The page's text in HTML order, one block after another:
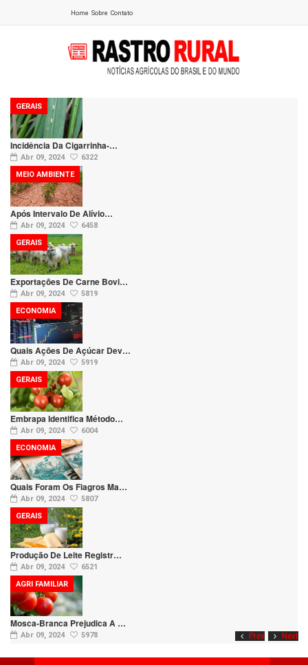
Home Sobre Contato
Prev Next
Incidência Da Cigarrinha-…
Abr 09, 2024 6322
GERAIS
Após Intervalo De Alívio…
Abr 09, 2024 6458
MEIO AMBIENTE
Exportações De Carne Bovi…
Abr 09, 2024 5819
GERAIS
Quais Ações De Açúcar Dev…
Abr 09, 2024 5919
ECONOMIA
Embrapa Identifica Método…
Abr 09, 2024 6004
GERAIS
Quais Foram Os Fiagros Ma…
Abr 09, 2024 5807
ECONOMIA
Produção De Leite Registr…
Abr 09, 2024 6521
GERAIS
Mosca-Branca Prejudica A …
Abr 09, 2024 5978
AGRI FAMILIAR